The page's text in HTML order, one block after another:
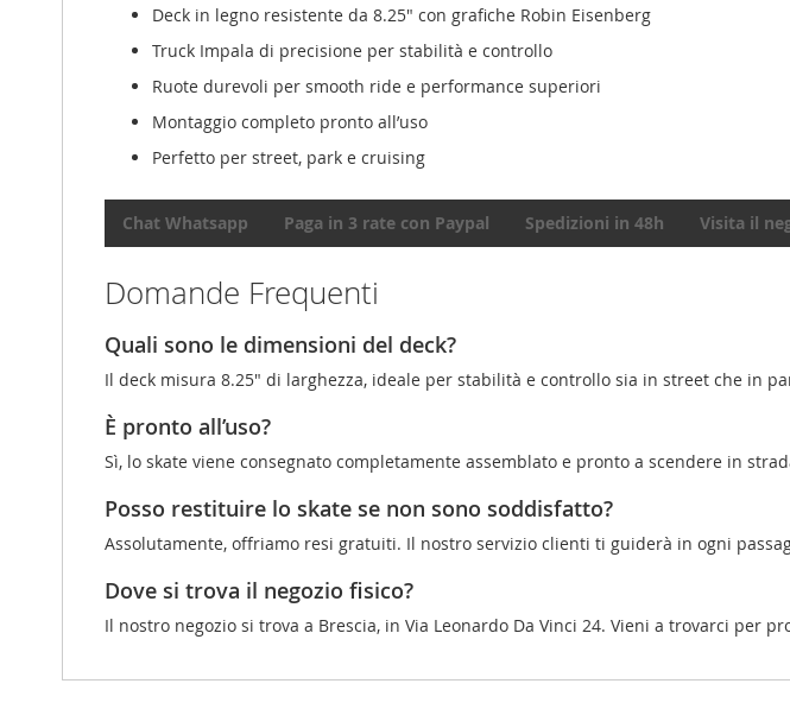
Deck in legno resistente da 8.25" con grafiche Robin Eisenberg
Truck Impala di precisione per stabilità e controllo
Ruote durevoli per smooth ride e performance superiori
Montaggio completo pronto all’uso
Perfetto per street, park e cruising
Chat Whatsapp Paga in 3 rate con Paypal Spedizioni in 48h Visita il
Domande Frequenti
Quali sono le dimensioni del deck?
Il deck misura 8.25" di larghezza, ideale per stabilità e controllo sia in street che in
È pronto all’uso?
Sì, lo skate viene consegnato completamente assemblato e pronto a scendere in
Posso restituire lo skate se non sono soddisfatto?
Assolutamente, offriamo resi gratuiti. Il nostro servizio clienti ti guiderà in ogni
Dove si trova il negozio fisico?
Il nostro negozio si trova a Brescia, in Via Leonardo Da Vinci 24. Vieni a trovarci per